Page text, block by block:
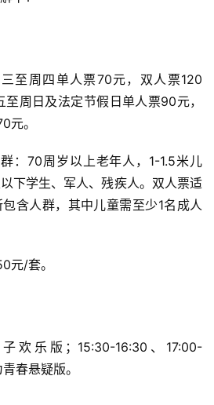
至周四单人票70元，双人票120
周日及法定节假日单人票90元，
元。
：70周岁以上老年人，1-1.5米儿
下学生、军人、残疾人。双人票适
含人群，其中儿童需至少1名成人
元/套。
欢乐版；15:30-16:30、17:00-
春悬疑版。